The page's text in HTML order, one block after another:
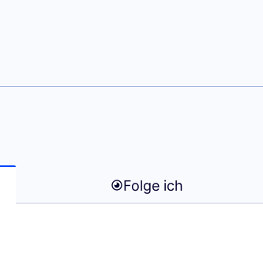
Folge ich